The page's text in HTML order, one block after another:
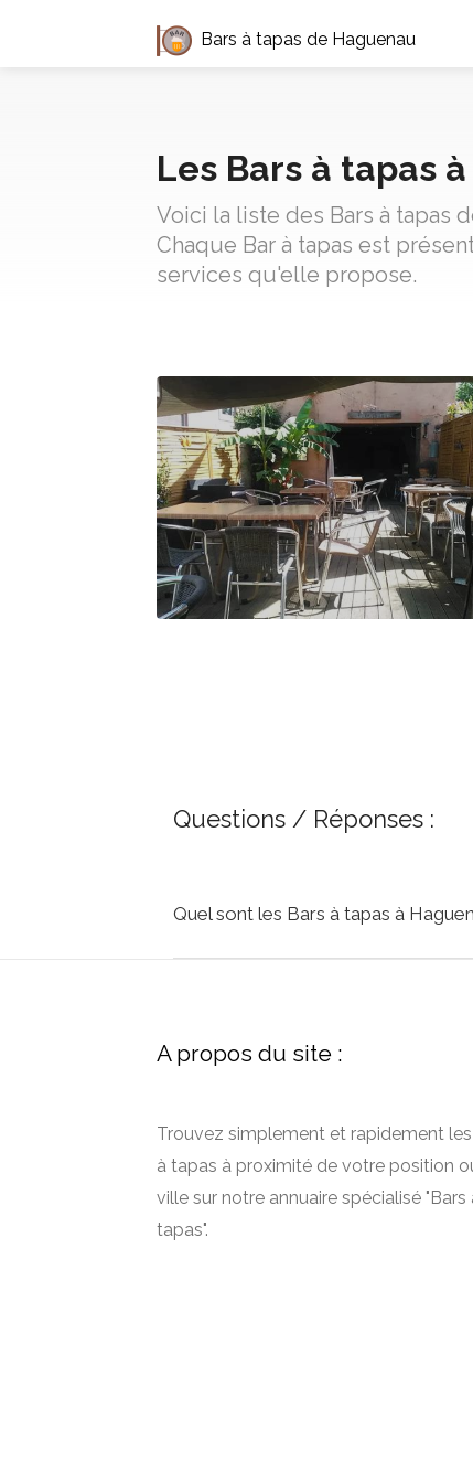
Bars à tapas de Haguenau
Les Bars à tapas
Voici la liste des Bars à tapas
Chaque Bar à tapas est
services qu'elle propose.
Questions / Réponses :
Quel sont les Bars à tapas à
A propos du site :
Trouvez simplement et rapidement les
à tapas à proximité de votre position
ville sur notre annuaire spécialisé "Bars
tapas".